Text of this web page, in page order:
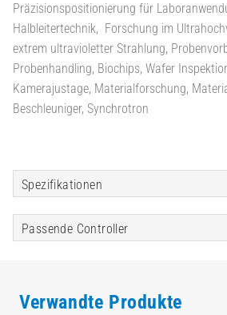
Präzisionspositionierung für
Halbleitertechnik, Forschung im
extrem ultravioletter Strahlung,
Probenhandling, Biochips, Wafer
Kamerajustage, Materialforschung,
Beschleuniger, Synchrotron
Spezifikationen
Passende Controller
Verwandte Produkte